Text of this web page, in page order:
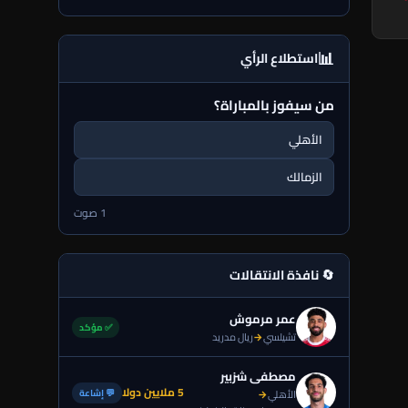
📊استطلاع الرأي
من سيفوز بالمباراة؟
الأهلي
الزمالك
1 صوت
🔄 نافذة الانتقالات
عمر مرموش
تشيلسي→ريال مدريد
✅ مؤكد
مصطفى شزبير
الأهلي→
5 ملايين دولا 💬 إشاعة